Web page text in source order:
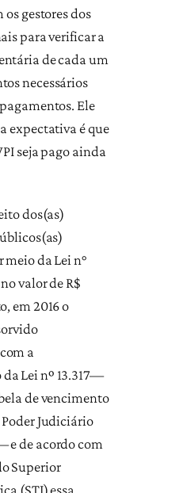
gestores dos
para verificar a
de cada um
necessários
Ele
expectativa é que
seja pago ainda
dos(as)
da Lei n°
valor de R$
em 2016 o
a
Lei nº 13.317—
de vencimento
Judiciário
e de acordo com
Superior